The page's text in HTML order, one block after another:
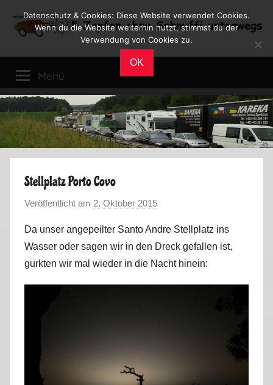
Inhalt
Reiseblog
Leben
im
Wohnmobil
Menü
Stellplatz Porto Covo
Veröffentlicht am 2. Oktober 2015
n
M
a
r
Da unser angepeilter Santo Andre Stellplatz ins
Wasser oder sagen wir in den Dreck gefallen ist,
gurkten wir mal wieder in die Nacht hinein:
Datenschutz & Cookies: Diese Website verwendet Cookies.
Wenn du die Website weiterhin nutzt, stimmst du der
Verwendung von Cookies zu.
OK